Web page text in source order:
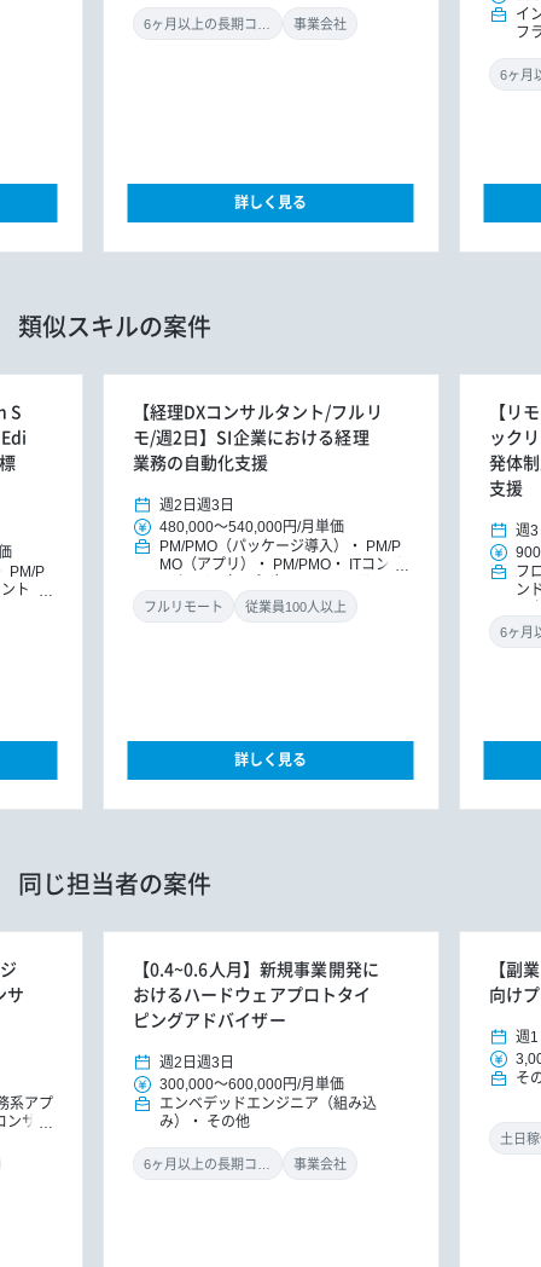
タント（アプリ）
ITコンサルタント
（インフラ）
ITコンサルタント
事業会社
詳しく見る
イ
フ
類似スキルの案件
S
PM/P
ト
【経理DXコンサルタント/フルリ
モ/週2日】SI企業における経理
業務の自動化支援
週2日 週3日
480,000～540,000円/月単価
PM/PMO（パッケージ導入）
PM/P
MO（アプリ）
PM/PMO
ITコンサ
ント
パッケージ導入コンサルタント
フルリモート 従業員100人以上
詳しく見る
【リ
ック
発体
支援
週3
フ
ン
ニ
同じ担当者の案件
サ
系アプ
ンサル
【0.4~0.6人月】新規事業開発に
おけるハードウェアプロトタイ
ピングアドバイザー
週2日 週3日
300,000～600,000円/月単価
エンベデッドエンジニア（組み込
み）
その他
事業会社
【副
向け
週1
そ
土日